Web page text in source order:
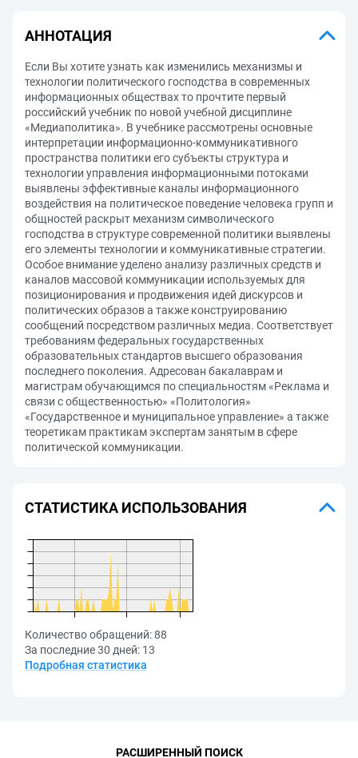
АННОТАЦИЯ
Если Вы хотите узнать как изменились механизмы и
технологии политического господства в современных
информационных обществах то прочтите первый
российский учебник по новой учебной дисциплине
«Медиаполитика». В учебнике рассмотрены основные
интерпретации информационно-коммуникативного
пространства политики его субъекты структура и
технологии управления информационными потоками
выявлены эффективные каналы информационного
воздействия на политическое поведение человека групп и
общностей раскрыт механизм символического
господства в структуре современной политики выявлены
его элементы технологии и коммуникативные стратегии.
Особое внимание уделено анализу различных средств и
каналов массовой коммуникации используемых для
позиционирования и продвижения идей дискурсов и
политических образов а также конструированию
сообщений посредством различных медиа. Соответствует
требованиям федеральных государственных
образовательных стандартов высшего образования
последнего поколения. Адресован бакалаврам и
магистрам обучающимся по специальностям «Реклама и
связи с общественностью» «Политология»
«Государственное и муниципальное управление» а также
теоретикам практикам экспертам занятым в сфере
политической коммуникации.
СТАТИСТИКА ИСПОЛЬЗОВАНИЯ
Количество обращений:88
За последние 30 дней: 13
Подробная статистика
РАСШИРЕННЫЙ ПОИСК